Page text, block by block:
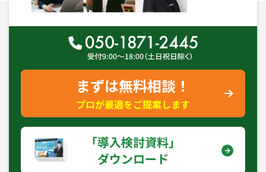
まずは無料相談！
プロが最適をご提案します
｢導入検討資料｣
ダウンロード